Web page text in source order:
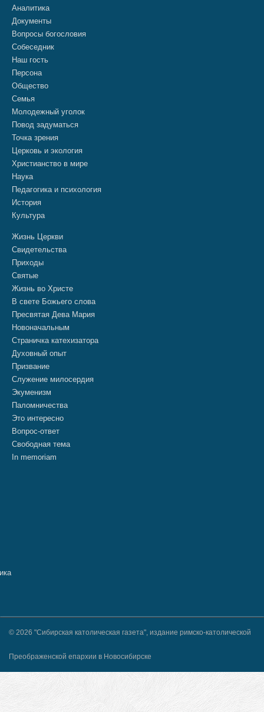
Аналитика
Документы
Вопросы богословия
Собеседник
Наш гость
Персона
Общество
Семья
Молодежный уголок
Повод задуматься
Точка зрения
Церковь и экология
Христианство в мире
Наука
Педагогика и психология
История
Культура
Жизнь Церкви
Свидетельства
Приходы
Святые
Жизнь во Христе
В свете Божьего слова
Пресвятая Дева Мария
Новоначальным
Страничка катехизатора
Духовный опыт
Призвание
Служение милосердия
Экуменизм
Паломничества
Это интересно
Вопрос-ответ
Свободная тема
In memoriam
© 2026 "Сибирская католическая газета", издание римско-католической
Преображенской епархии в Новосибирске